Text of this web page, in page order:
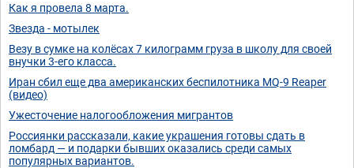
Как я провела 8 марта.
Звезда - мотылек
Везу в сумке на колёсах 7 килограмм груза в школу для своей
внучки 3-его класса.
Иран сбил еще два американских беспилотника MQ-9 Reaper
(видео)
Ужесточение налогообложения мигрантов
Россиянки рассказали, какие украшения готовы сдать в
ломбард — и подарки бывших оказались среди самых
популярных вариантов.